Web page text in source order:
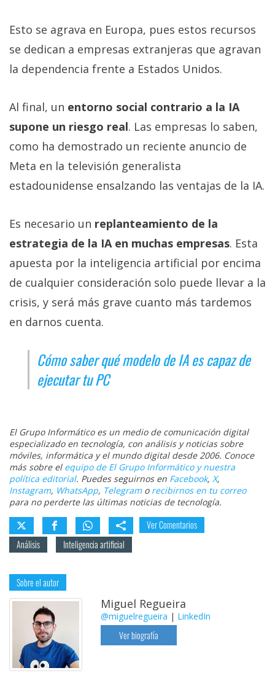
Esto se agrava en Europa, pues estos recursos
se dedican a empresas extranjeras que agravan
la dependencia frente a Estados Unidos.
Al final, un entorno social contrario a la IA
supone un riesgo real. Las empresas lo saben,
como ha demostrado un reciente anuncio de
Meta en la televisión generalista
estadounidense ensalzando las ventajas de la IA.
Es necesario un replanteamiento de la
estrategia de la IA en muchas empresas. Esta
apuesta por la inteligencia artificial por encima
de cualquier consideración solo puede llevar a la
crisis, y será más grave cuanto más tardemos
en darnos cuenta.
Cómo saber qué modelo de IA es capaz de
ejecutar tu PC
El Grupo Informático es un medio de comunicación digital
especializado en tecnología, con análisis y noticias sobre
móviles, informática y el mundo digital desde 2006. Conoce
más sobre el equipo de El Grupo Informático y nuestra
política editorial. Puedes seguirnos en Facebook, X,
Instagram, WhatsApp, Telegramo recibirnos en tu correo
para no perderte las últimas noticias de tecnología.
Ver Comentarios
Análisis
Inteligencia artificial
Sobre el autor
Miguel Regueira
@miguelregueira | LinkedIn
Ver biografía